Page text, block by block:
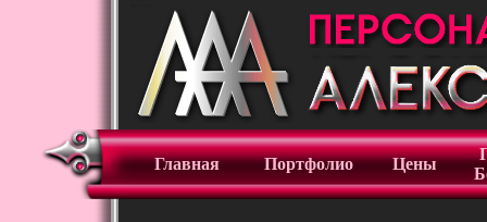
Главная Портфолио Цены